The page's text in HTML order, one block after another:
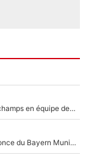
Le jour où Zinedine Zidane a fait craquer Didier Deschamps en équipe de France : «Je m’en suis voulu», l’ancien sélectionneur a regretté son geste !
Scandale dans la vie privée de Michael Olise : L’annonce du Bayern Munich sur son enfant caché